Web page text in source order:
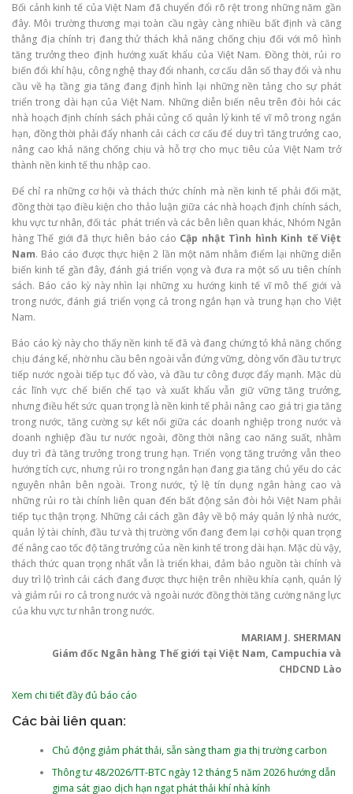
Bối cảnh kinh tế của Việt Nam đã chuyển đổi rõ rệt trong những năm gần
đây. Môi trường thương mại toàn cầu ngày càng nhiều bất định và căng
thẳng địa chính trị đang thử thách khả năng chống chịu đối với mô hình
tăng trưởng theo định hướng xuất khẩu của Việt Nam. Đồng thời, rủi ro
biến đổi khí hậu, công nghệ thay đổi nhanh, cơ cấu dân số thay đổi và nhu
cầu về hạ tầng gia tăng đang định hình lại những nền tảng cho sự phát
triển trong dài hạn của Việt Nam. Những diễn biến nêu trên đòi hỏi các
nhà hoạch định chính sách phải củng cố quản lý kinh tế vĩ mô trong ngắn
hạn, đồng thời phải đẩy nhanh cải cách cơ cấu để duy trì tăng trưởng cao,
nâng cao khả năng chống chịu và hỗ trợ cho mục tiêu của Việt Nam trở
thành nền kinh tế thu nhập cao.
Để chỉ ra những cơ hội và thách thức chính mà nền kinh tế phải đối mặt,
đồng thời tạo điều kiện cho thảo luận giữa các nhà hoạch định chính sách,
khu vực tư nhân, đối tác phát triển và các bên liên quan khác, Nhóm Ngân
hàng Thế giới đã thực hiên báo cáo Cập nhật Tình hình Kinh tếViệt
Nam. Báo cáo được thực hiện 2 lần một năm nhằm điểm lại những diễn
biến kinh tế gần đây, đánh giá triển vọng và đưa ra một số ưu tiên chính
sách. Báo cáo kỳ này nhìn lại những xu hướng kinh tế vĩ mô thế giới và
trong nước, đánh giá triển vọng cả trong ngắn hạn và trung hạn cho Việt
Nam.
Báo cáo kỳ này cho thấy nền kinh tế đã và đang chứng tỏ khả năng chống
chịu đáng kể, nhờ nhu cầu bên ngoài vẫn đứng vững, dòng vốn đầu tư trực
tiếp nước ngoài tiếp tục đổ vào, và đầu tư công được đẩy mạnh. Mặc dù
các lĩnh vực chế biến chế tạo và xuất khẩu vẫn giữ vững tăng trưởng,
nhưng điều hết sức quan trọng là nền kinh tế phải nâng cao giá trị gia tăng
trong nước, tăng cường sự kết nối giữa các doanh nghiệp trong nước và
doanh nghiệp đầu tư nước ngoài, đồng thời nâng cao năng suất, nhằm
duy trì đà tăng trưởng trong trung hạn. Triển vọng tăng trưởng vẫn theo
hướng tích cực, nhưng rủi ro trong ngắn hạn đang gia tăng chủ yếu do các
nguyên nhân bên ngoài. Trong nước, tỷ lệ tín dụng ngân hàng cao và
những rủi ro tài chính liên quan đến bất động sản đòi hỏi Việt Nam phải
tiếp tục thận trọng. Những cải cách gần đây về bộ máy quản lý nhà nước,
quản lý tài chính, đầu tư và thị trường vốn đang đem lại cơ hội quan trọng
để nâng cao tốc độ tăng trưởng của nền kinh tế trong dài hạn. Mặc dù vậy,
thách thức quan trọng nhất vẫn là triển khai, đảm bảo nguồn tài chính và
duy trì lộ trình cải cách đang được thực hiện trên nhiều khía cạnh, quản lý
và giảm rủi ro cả trong nước và ngoài nước đồng thời tăng cường năng lực
của khu vực tư nhân trong nước.
MARIAM J. SHERMAN
Giám đốc Ngân hàng Thế giới tại Việt Nam, Campuchia và
CHDCND Lào
Xem chi tiết đầy đủ báo cáo
Các bài liên quan:
Chủ động giảm phát thải, sẵn sàng tham gia thị trường carbon
Thông tư 48/2026/TT-BTC ngày 12 tháng 5 năm 2026 hướng dẫn
gima sát giao dịch hạn ngạt phát thải khí nhà kính